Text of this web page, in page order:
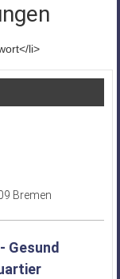
li>
Bremen
Gesund